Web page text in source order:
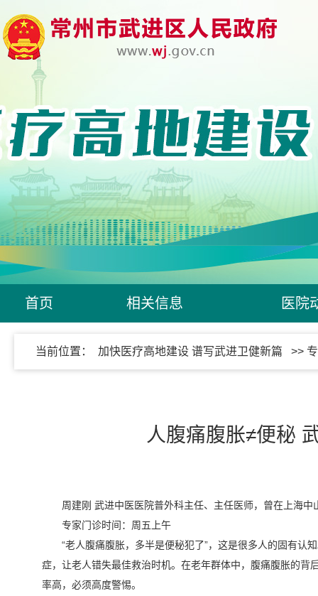
首页 相关信息 医院
当前位置： 加快医疗高地建设 谱写武进卫健新篇 >>
人腹痛腹胀≠便秘
周建刚 武进中医医院普外科主任、主任医师，曾在上海
专家门诊时间：周五上午
“老人腹痛腹胀，多半是便秘犯了”，这是很多人的固有认
症，让老人错失最佳救治时机。在老年群体中，腹痛腹胀的背
率高，必须高度警惕。